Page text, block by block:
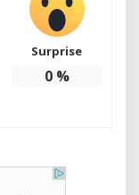
Surprise
0%